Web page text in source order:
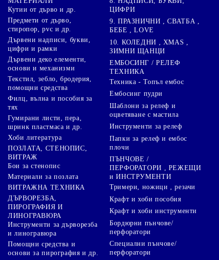
Кутии от дърво и др.
Предмети от дърво,
стиропор, pvc и др.
Дървени надписи, букви,
цифри и рамки
Дървени деко елементи,
основи и механизми
Текстил, зебло, бродерия,
помощни средства
Филц, вълна и пособия за
тях
Гумирани листи, пера,
шринк пластмаса и др.
Хоби литература
ПОЗЛАТА, СТЕНОПИС,
ВИТРАЖ
Бои за стенопис
Материали за позлата
ВИТРАЖНА ТЕХНИКА
ДЪРВОРЕЗБА,
ПИРОГРАФИЯ И
ЛИНОГРАВЮРА
Инструменти за дърворезба
и линогравюра
Помощни средства и
основи за пирография и др.
ЦИФРИ
9. ПРАЗНИЧНИ , СВАТБА ,
БЕБЕ , LOVE
10. КОЛЕДНИ , XMAS ,
ЗИМНИ ЩАНЦИ
ЕМБОСИНГ / РЕЛЕФ
ТЕХНИКА
Техника - Топъл ембос
Ембосинг пудри
Шаблони за релеф и
оцветяване с мастила
Инструменти за релеф
Папки за релеф и ембос
плочи
ПЪНЧОВЕ /
ПЕРФОРАТОРИ , РЕЖЕЩИ
и ИНСТРУМЕНТИ
Тримери, ножици , резачи
Крафт и хоби пособия
Крафт и хоби инструменти
Бордюрни пънчове/
перфоратори
Специални пънчове/
перфоратори